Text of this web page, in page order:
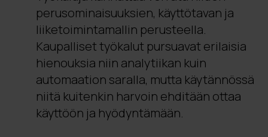
perusominaisuuksien, käyttötavan ja
liiketoimintamallin perusteella.
Kaupalliset työkalut pursuavat erilaisia
hienouksia niin analytiikan kuin
automaation saralla, mutta käytännössä
niitä kuitenkin harvoin ehditään ottaa
käyttöön ja hyödyntämään.